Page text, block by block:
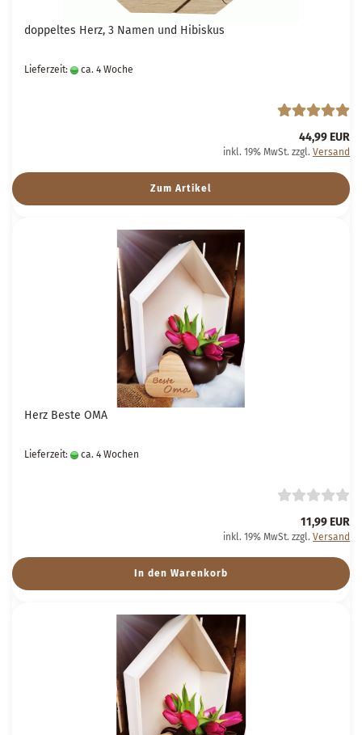
doppeltes Herz, 3 Namen und Hibiskus
Lieferzeit: ca. 4 Woche
44,99 EUR
inkl. 19% MwSt. zzgl. Versand
Zum Artikel
Herz Beste OMA
Lieferzeit: ca. 4 Wochen
11,99 EUR
inkl. 19% MwSt. zzgl. Versand
In den Warenkorb